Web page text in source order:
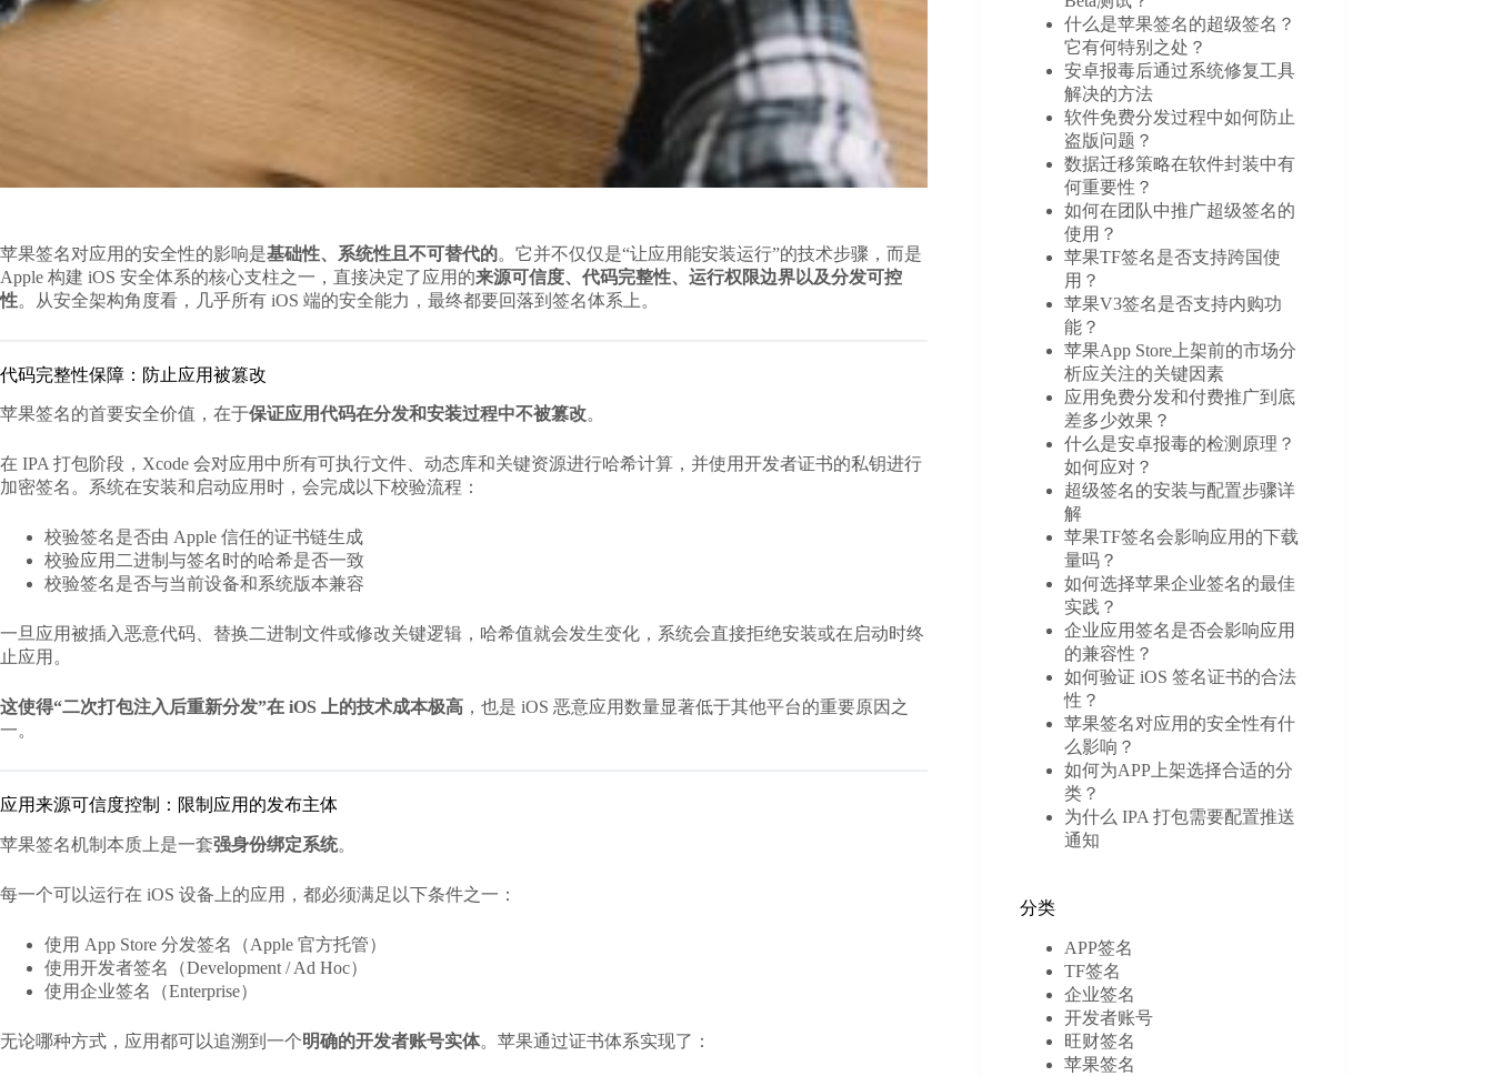
苹果签名对应用的安全性的影响是基础性、系统性且不可替代的。它并不仅仅是“让应用能安装运行”的技术步骤，而是
Apple 构建 iOS 安全体系的核心支柱之一，直接决定了应用的来源可信度、代码完整性、运行权限边界以及分发可控
性。从安全架构角度看，几乎所有 iOS 端的安全能力，最终都要回落到签名体系上。
代码完整性保障：防止应用被篡改
苹果签名的首要安全价值，在于保证应用代码在分发和安装过程中不被篡改。
在 IPA 打包阶段，Xcode 会对应用中所有可执行文件、动态库和关键资源进行哈希计算，并使用开发者证书的私钥进行
加密签名。系统在安装和启动应用时，会完成以下校验流程：
校验签名是否由 Apple 信任的证书链生成
校验应用二进制与签名时的哈希是否一致
校验签名是否与当前设备和系统版本兼容
一旦应用被插入恶意代码、替换二进制文件或修改关键逻辑，哈希值就会发生变化，系统会直接拒绝安装或在启动时终
止应用。
这使得“二次打包注入后重新分发”在 iOS 上的技术成本极高 ，也是 iOS 恶意应用数量显著低于其他平台的重要原因之
一。
应用来源可信度控制：限制应用的发布主体
苹果签名机制本质上是一套强身份绑定系统。
每一个可以运行在 iOS 设备上的应用，都必须满足以下条件之一：
使用 App Store 分发签名（Apple 官方托管）
使用开发者签名（Development / Ad Hoc）
使用企业签名（Enterprise）
无论哪种方式，应用都可以追溯到一个明确的开发者账号实体。苹果通过证书体系实现了：
什么是苹果签名的超级签名？
它有何特别之处？
安卓报毒后通过系统修复工具
解决的方法
软件免费分发过程中如何防止
盗版问题？
数据迁移策略在软件封装中有
何重要性？
如何在团队中推广超级签名的
使用？
苹果TF签名是否支持跨国使
用？
苹果V3签名是否支持内购功
能？
苹果App Store上架前的市场分
析应关注的关键因素
应用免费分发和付费推广到底
差多少效果？
什么是安卓报毒的检测原理？
如何应对？
超级签名的安装与配置步骤详
解
苹果TF签名会影响应用的下载
量吗？
如何选择苹果企业签名的最佳
实践？
企业应用签名是否会影响应用
的兼容性？
如何验证 iOS 签名证书的合法
性？
苹果签名对应用的安全性有什
么影响？
如何为APP上架选择合适的分
类？
为什么 IPA 打包需要配置推送
通知
分类
APP签名
TF签名
企业签名
开发者账号
旺财签名
苹果签名